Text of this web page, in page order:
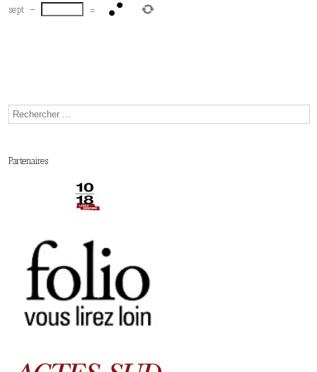
sept − =
Partenaires